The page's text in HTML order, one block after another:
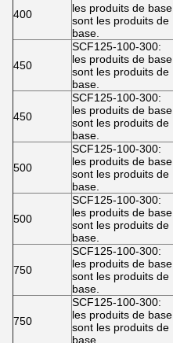
400
les produits de base
sont les produits de
base.
450
SCF125-100-300:
les produits de base
sont les produits de
base.
450
SCF125-100-300:
les produits de base
sont les produits de
base.
500
SCF125-100-300:
les produits de base
sont les produits de
base.
500
SCF125-100-300:
les produits de base
sont les produits de
base.
750
SCF125-100-300:
les produits de base
sont les produits de
base.
750
SCF125-100-300:
les produits de base
sont les produits de
base.